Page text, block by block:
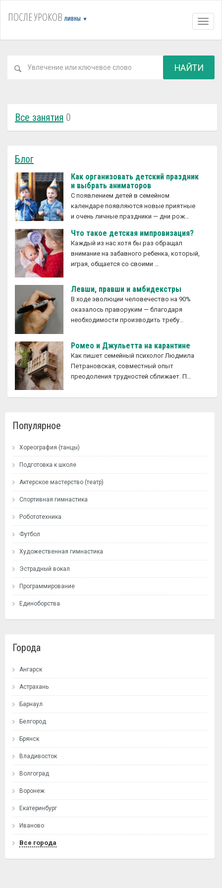
ПОСЛЕ УРОКОВЛИВНЫ ▼
НАЙТИ
Все занятия 0
Блог
Как организовать детский праздник
и выбрать аниматоров
С появлением детей в семейном
календаре появляются новые приятные
и очень личные праздники — дни рож…
Что такое детская импровизация?
Каждый из нас хотя бы раз обращал
внимание на забавного ребенка, который,
играя, общается со своими …
Левши, правши и амбидекстры
В ходе эволюции человечество на 90%
оказалось праворуким — благодаря
необходимости производить требу…
Ромео и Джульетта на карантине
Как пишет семейный психолог Людмила
Петрановская, совместный опыт
преодоления трудностей сближает. П…
Популярное
Хореография (танцы)
Подготовка к школе
Актерское мастерство (театр)
Спортивная гимнастика
Робототехника
Футбол
Художественная гимнастика
Эстрадный вокал
Программирование
Единоборства
Города
Ангарск
Астрахань
Барнаул
Белгород
Брянск
Владивосток
Волгоград
Воронеж
Екатеринбург
Иваново
Все города